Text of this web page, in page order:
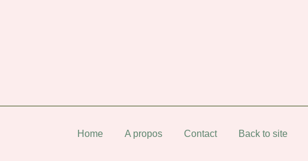
Home A propos Contact Back to site